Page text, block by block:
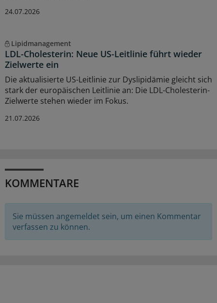
24.07.2026
Lipidmanagement
LDL-Cholesterin: Neue US-Leitlinie führt wieder
Zielwerte ein
Die aktualisierte US-Leitlinie zur Dyslipidämie gleicht sich
stark der europäischen Leitlinie an: Die LDL-Cholesterin-
Zielwerte stehen wieder im Fokus.
21.07.2026
KOMMENTARE
Sie müssen angemeldet sein, um einen Kommentar
verfassen zu können.